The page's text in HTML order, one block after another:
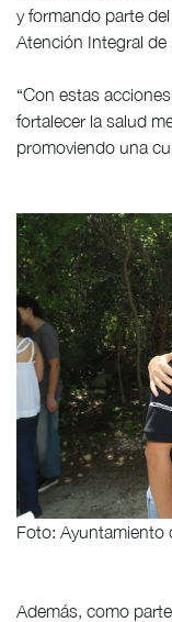
y formando parte
Atención Integral de
“Con estas
fortalecer la salud
promoviendo una
Foto: Ayuntamiento
Además, como